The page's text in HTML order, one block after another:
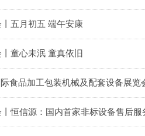
五月初五 端午安康
童心未泯 童真依旧
食品加工包装机械及配套设备展览
恒信源：国内首家非标设备售后服